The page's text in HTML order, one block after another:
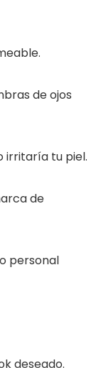
de ojos
irritaría tu piel.
de
personal
deseado.